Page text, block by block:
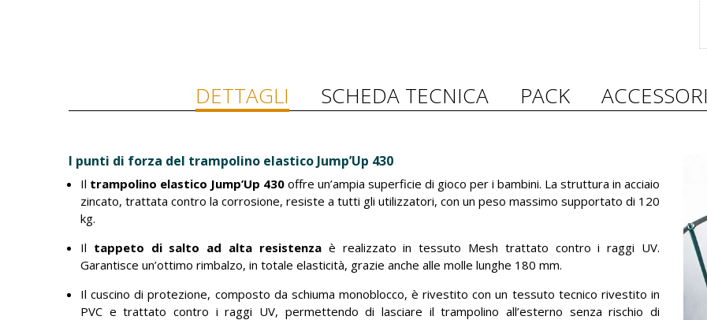
DETTAGLI SCHEDA TECNICA PACK ACCESSORI
I punti di forza del trampolino elastico Jump’Up 430
Il trampolino elastico Jump’Up 430 offre un’ampia superficie di gioco per i bambini. La struttura in acciaio
zincato, trattata contro la corrosione, resiste a tutti gli utilizzatori, con un peso massimo supportato di 120
kg.
Il tappeto di salto ad alta resistenzaè realizzato in tessuto Mesh trattato contro i raggi UV.
Garantisce un’ottimo rimbalzo, in totale elasticità, grazie anche alle molle lunghe 180 mm.
Il cuscino di protezione, composto da schiuma monoblocco, è rivestito con un tessuto tecnico rivestito in
PVC e trattato contro i raggi UV, permettendo di lasciare il trampolino all’esterno senza rischio di